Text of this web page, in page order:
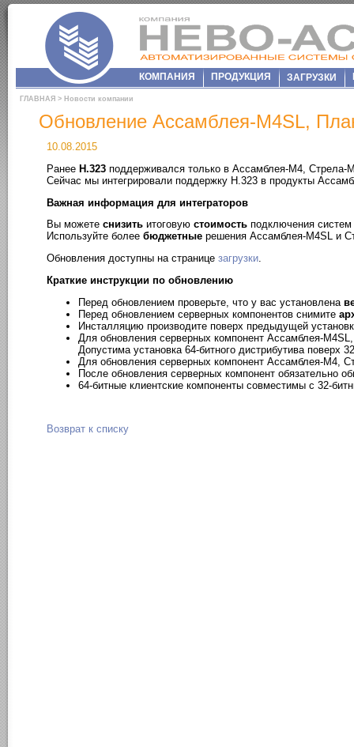
КОМПАНИЯ ПРОДУКЦИЯ ЗАГРУЗКИ
ГЛАВНАЯ > Новости компании
Обновление Ассамблея-M4SL,
10.08.2015
Ранее H.323 поддерживался только в Ассамблея-M4, Стрела-
Сейчас мы интегрировали поддержку H.323 в продукты
Важная информация для интеграторов
Вы можете снизить итоговую стоимость подключения
Используйте более бюджетные решения Ассамблея-M4SL и
Обновления доступны на странице загрузки.
Краткие инструкции по обновлению
Перед обновлением проверьте, что у вас установлена
Перед обновлением серверных компонентов снимите
Инсталляцию производите поверх предыдущей
Для обновления серверных компонент Ассамблея-
Допустима установка 64-битного дистрибутива поверх
Для обновления серверных компонент Ассамблея-M4,
После обновления серверных компонент обязательно
64-битные клиентские компоненты совместимы с 32-
Возврат к списку